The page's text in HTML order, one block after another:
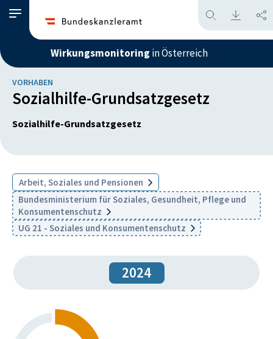
Wirkungsmonitoring in Österreich
VORHABEN
Sozialhilfe-Grundsatzgesetz
Sozialhilfe-Grundsatzgesetz
Arbeit, Soziales und Pensionen
Bundesministerium für Soziales, Gesundheit, Pflege und
Konsumentenschutz
UG 21 - Soziales und Konsumentenschutz
2024